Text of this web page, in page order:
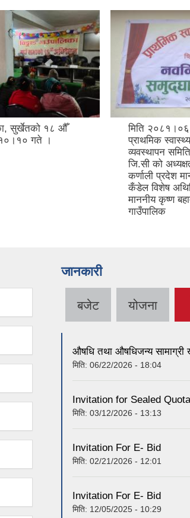
सुर्खेतको १८ औँ
गते ।
मिति
प्राथमिक
व्यवस्थापन
जि.सी को
कर्णाली प्रदेश
कँडेल विशेष
माननीय कृष्ण
गाउँपालिक
जानकारी
बजेट योजना
औषधि तथा औषधिजन्य सामाग्री
मिति: 06/22/2026 - 18:04
Invitation for Sealed
मिति: 03/12/2026 - 13:13
Invitation For E- Bid
मिति: 02/21/2026 - 12:01
Invitation For E- Bid
मिति: 12/05/2025 - 10:29